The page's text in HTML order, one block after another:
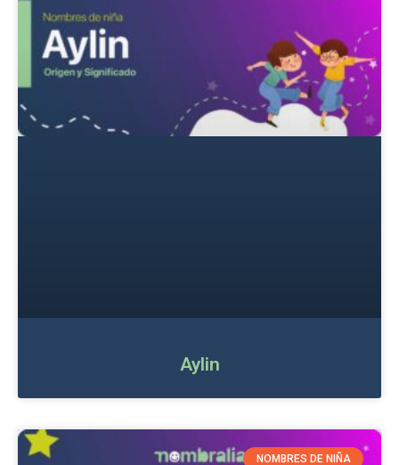
Aylin
NOMBRES DE NIÑA